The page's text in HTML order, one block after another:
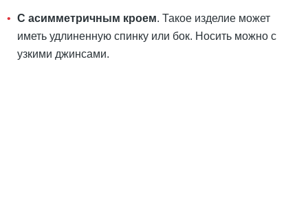
С асимметричным кроем. Такое изделие может
иметь удлиненную спинку или бок. Носить можно с
узкими джинсами.